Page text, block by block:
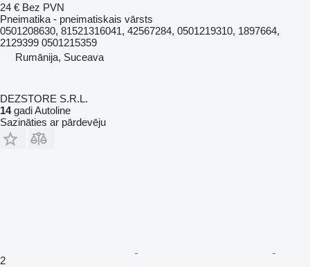
24 € Bez PVN
Pneimatika - pneimatiskais vārsts
0501208630, 81521316041, 42567284, 0501219310, 1897664,
2129399 0501215359
Rumānija, Suceava
DEZSTORE S.R.L.
14gadi Autoline
Sazināties ar pārdevēju
2